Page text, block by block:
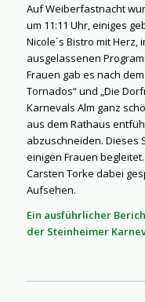
Auf Weiberfastnacht
um 11:11 Uhr, einiges
Nicole´s Bistro mit
ausgelassenen
Frauen gab es nach
Tornados“ und „Die
Karnevals Alm ganz
aus dem Rathaus
abzuschneiden. Dieses
einigen Frauen
Carsten Torke dabei
Aufsehen.
Ein ausführlicher
der Steinheimer